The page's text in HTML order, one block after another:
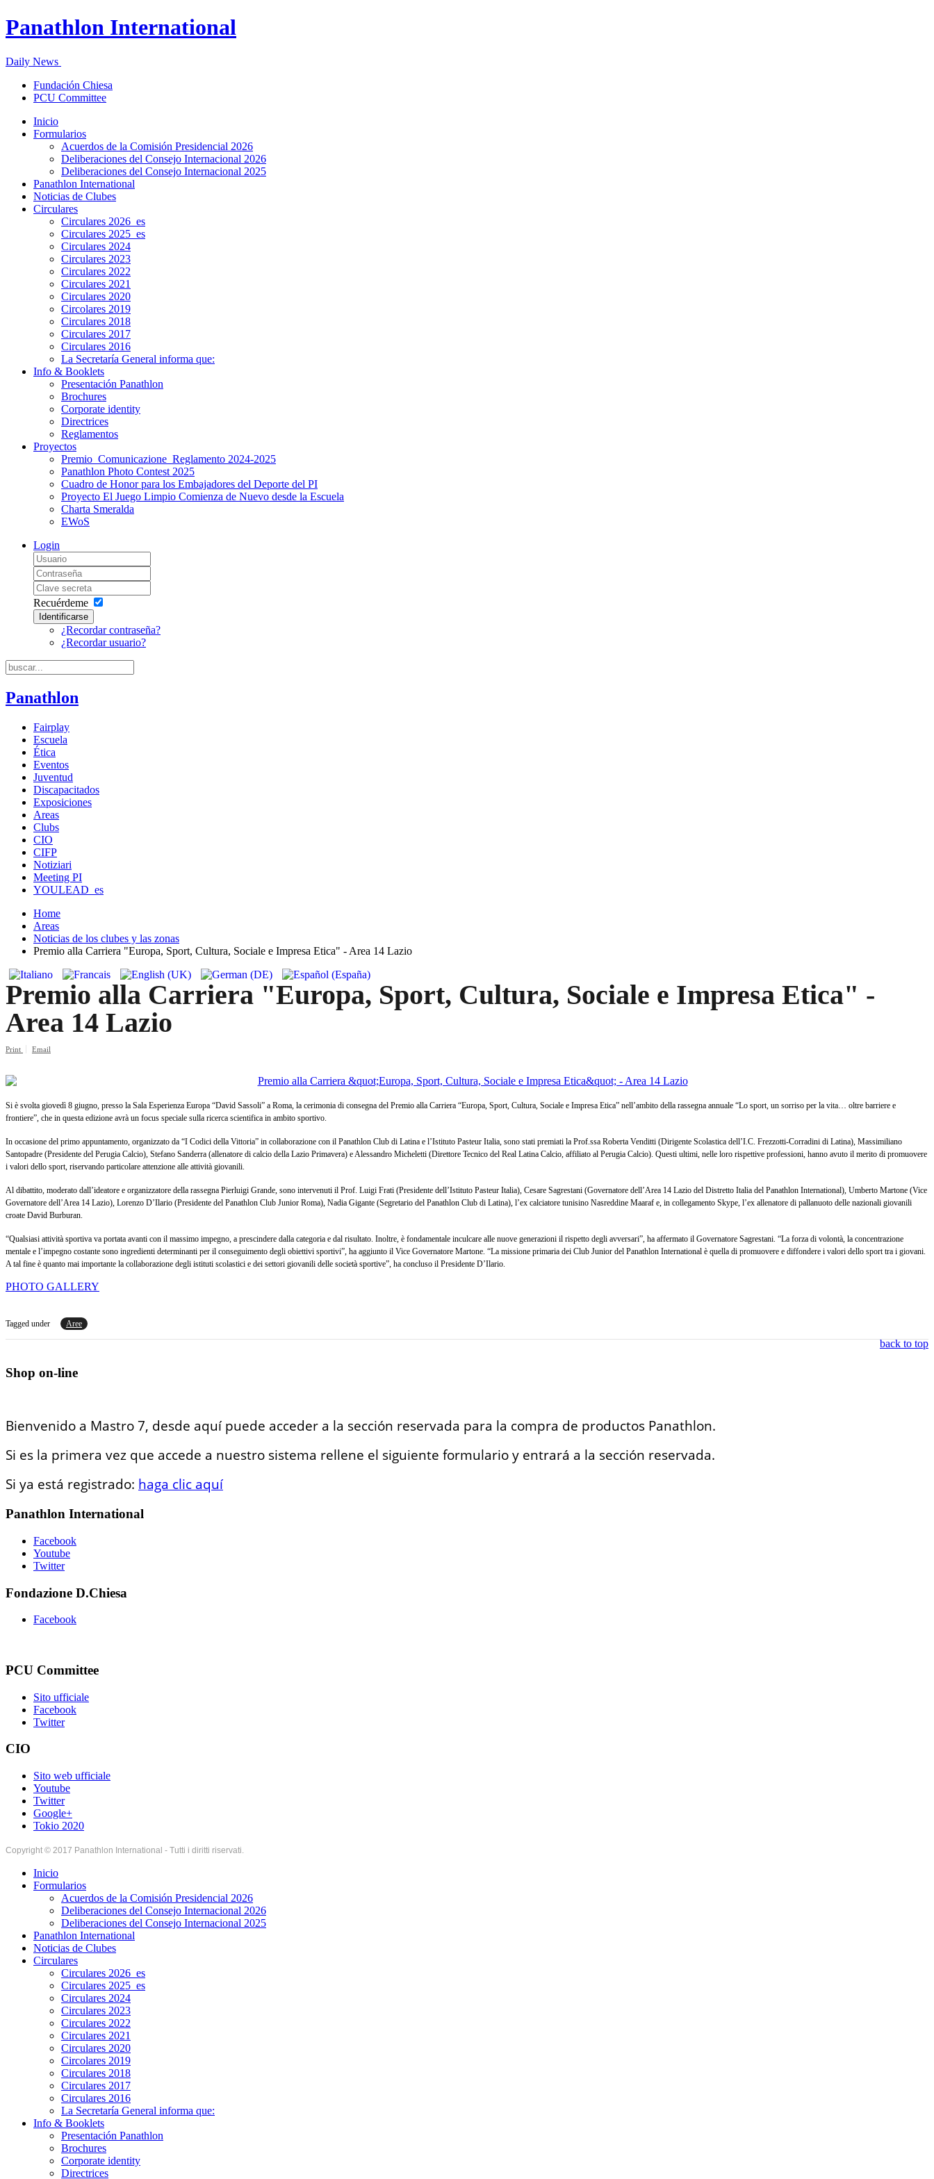
Panathlon International
Daily News
Fundación Chiesa
PCU Committee
Inicio
Formularios
Acuerdos de la Comisión Presidencial 2026
Deliberaciones del Consejo Internacional 2026
Deliberaciones del Consejo Internacional 2025
Panathlon International
Noticias de Clubes
Circulares
Circulares 2026_es
Circulares 2025_es
Circulares 2024
Circulares 2023
Circulares 2022
Circulares 2021
Circulares 2020
Circolares 2019
Circulares 2018
Circulares 2017
Circulares 2016
La Secretaría General informa que:
Info & Booklets
Presentación Panathlon
Brochures
Corporate identity
Directrices
Reglamentos
Proyectos
Premio_Comunicazione_Reglamento 2024-2025
Panathlon Photo Contest 2025
Cuadro de Honor para los Embajadores del Deporte del PI
Proyecto El Juego Limpio Comienza de Nuevo desde la Escuela
Charta Smeralda
EWoS
Login
Recuérdeme
Identificarse
¿Recordar contraseña?
¿Recordar usuario?
Panathlon
Fairplay
Escuela
Ética
Eventos
Juventud
Discapacitados
Exposiciones
Areas
Clubs
CIO
CIFP
Notiziari
Meeting PI
YOULEAD_es
Home
Areas
Noticias de los clubes y las zonas
Premio alla Carriera "Europa, Sport, Cultura, Sociale e Impresa Etica" - Area 14 Lazio
Premio alla Carriera "Europa, Sport, Cultura, Sociale e Impresa Etica" -
Area 14 Lazio
Print Email
Si è svolta giovedì 8 giugno, presso la Sala Esperienza Europa “David Sassoli” a Roma, la cerimonia di consegna del Premio alla Carriera “Europa, Sport, Cultura, Sociale e Impresa Etica” nell’ambito della rassegna annuale “Lo sport, un sorriso per la vita… oltre barriere e
frontiere”, che in questa edizione avrà un focus speciale sulla ricerca scientifica in ambito sportivo.
In occasione del primo appuntamento, organizzato da “I Codici della Vittoria” in collaborazione con il Panathlon Club di Latina e l’Istituto Pasteur Italia, sono stati premiati la Prof.ssa Roberta Venditti (Dirigente Scolastica dell’I.C. Frezzotti-Corradini di Latina), Massimiliano
Santopadre (Presidente del Perugia Calcio), Stefano Sanderra (allenatore di calcio della Lazio Primavera) e Alessandro Micheletti (Direttore Tecnico del Real Latina Calcio, affiliato al Perugia Calcio). Questi ultimi, nelle loro rispettive professioni, hanno avuto il merito di promuovere
i valori dello sport, riservando particolare attenzione alle attività giovanili.
Al dibattito, moderato dall’ideatore e organizzatore della rassegna Pierluigi Grande, sono intervenuti il Prof. Luigi Frati (Presidente dell’Istituto Pasteur Italia), Cesare Sagrestani (Governatore dell’Area 14 Lazio del Distretto Italia del Panathlon International), Umberto Martone (Vice
Governatore dell’Area 14 Lazio), Lorenzo D’Ilario (Presidente del Panathlon Club Junior Roma), Nadia Gigante (Segretario del Panathlon Club di Latina), l’ex calciatore tunisino Nasreddine Maaraf e, in collegamento Skype, l’ex allenatore di pallanuoto delle nazionali giovanili
croate David Burburan.
“Qualsiasi attività sportiva va portata avanti con il massimo impegno, a prescindere dalla categoria e dal risultato. Inoltre, è fondamentale inculcare alle nuove generazioni il rispetto degli avversari”, ha affermato il Governatore Sagrestani. “La forza di volontà, la concentrazione
mentale e l’impegno costante sono ingredienti determinanti per il conseguimento degli obiettivi sportivi”, ha aggiunto il Vice Governatore Martone. “La missione primaria dei Club Junior del Panathlon International è quella di promuovere e diffondere i valori dello sport tra i giovani.
A tal fine è quanto mai importante la collaborazione degli istituti scolastici e dei settori giovanili delle società sportive”, ha concluso il Presidente D’Ilario.
PHOTO GALLERY
Tagged under Aree
back to top
Shop on-line
Bienvenido a Mastro 7, desde aquí puede acceder a la sección reservada para la compra de productos Panathlon.
Si es la primera vez que accede a nuestro sistema rellene el siguiente formulario y entrará a la sección reservada.
Si ya está registrado: haga clic aquí
Panathlon International
Facebook
Youtube
Twitter
Fondazione D.Chiesa
Facebook
PCU Committee
Sito ufficiale
Facebook
Twitter
CIO
Sito web ufficiale
Youtube
Twitter
Google+
Tokio 2020
Copyright © 2017 Panathlon International - Tutti i diritti riservati.
Inicio
Formularios
Acuerdos de la Comisión Presidencial 2026
Deliberaciones del Consejo Internacional 2026
Deliberaciones del Consejo Internacional 2025
Panathlon International
Noticias de Clubes
Circulares
Circulares 2026_es
Circulares 2025_es
Circulares 2024
Circulares 2023
Circulares 2022
Circulares 2021
Circulares 2020
Circolares 2019
Circulares 2018
Circulares 2017
Circulares 2016
La Secretaría General informa que:
Info & Booklets
Presentación Panathlon
Brochures
Corporate identity
Directrices